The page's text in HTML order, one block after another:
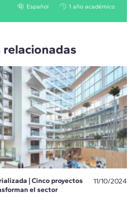
Español 1 año académico
relacionadas
| Cinco proyectos
el sector
11/10/2024